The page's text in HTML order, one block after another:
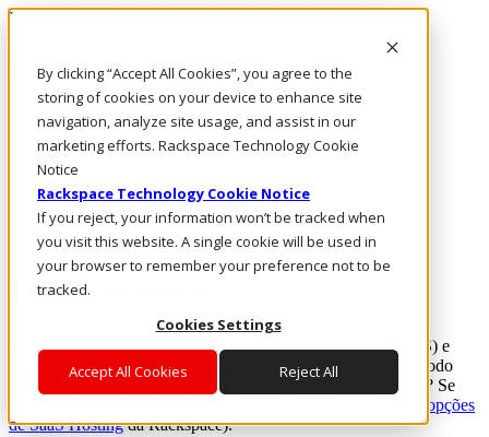
By clicking “Accept All Cookies”, you agree to the
storing of cookies on your device to enhance site
navigation, analyze site usage, and assist in our
marketing efforts. Rackspace Technology Cookie
Notice
Rackspace Technology Cookie Notice
If you reject, your information won’t be tracked when
you visit this website. A single cookie will be used in
your browser to remember your preference not to be
tracked.
Cookies Settings
Accept All Cookies Reject All
Rackspace Technology: Multicloud Solution Experts
Rackspace Ceiling (Dark)
Call Us
Live Chat
Email Us
Rackspace Cloud Library
O que é SaaS?
Você já deve ter ouvido falar em Software-as-a-Service (SaaS) e
provavelmente sabe que este está se tornando o principal método
para o fornecimento de software. Mas, tecnicamente, o que é? Se
opções
de SaaS Hostingda Rackspace).